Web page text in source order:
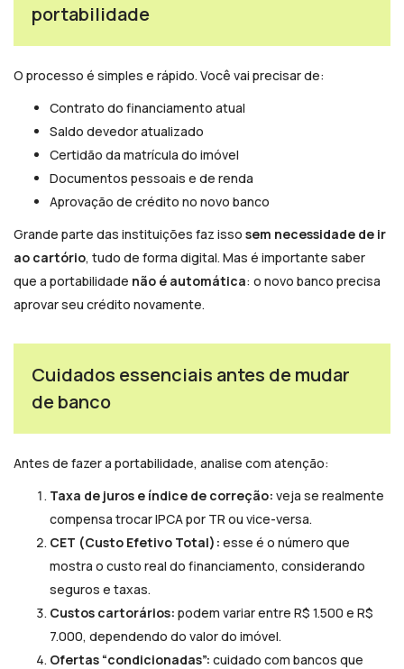
portabilidade
O processo é simples e rápido. Você vai precisar de:
Contrato do financiamento atual
Saldo devedor atualizado
Certidão da matrícula do imóvel
Documentos pessoais e de renda
Aprovação de crédito no novo banco
Grande parte das instituições faz isso sem necessidade de ir
ao cartório, tudo de forma digital. Mas é importante saber
que a portabilidade não é automática: o novo banco precisa
aprovar seu crédito novamente.
Cuidados essenciais antes de mudar
de banco
Antes de fazer a portabilidade, analise com atenção:
Taxa de juros e índice de correção: veja se realmente
compensa trocar IPCA por TR ou vice-versa.
CET (Custo Efetivo Total): esse é o número que
mostra o custo real do financiamento, considerando
seguros e taxas.
Custos cartorários: podem variar entre R$ 1.500 e R$
7.000, dependendo do valor do imóvel.
Ofertas “condicionadas”: cuidado com bancos que